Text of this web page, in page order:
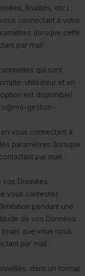
finalités, etc.) ;
connectant à votre
(lorsque cette
par mail :
qui sont
utilisateur et en
est disponible)
gestion-
vous connectant à
paramètres (lorsque
par mail :
vos Données
vous contestez
pendant une
de vos Données
que vous nous
par mail :
dans un format